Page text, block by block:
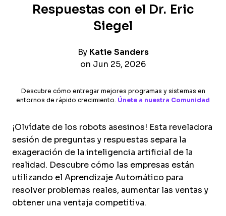
Respuestas con el Dr. Eric
Siegel
By Katie Sanders
on Jun 25, 2026
Descubre cómo entregar mejores programas y sistemas en
entornos de rápido crecimiento. Únete a nuestra Comunidad
¡Olvídate de los robots asesinos! Esta reveladora
sesión de preguntas y respuestas separa la
exageración de la inteligencia artificial de la
realidad. Descubre cómo las empresas están
utilizando el Aprendizaje Automático para
resolver problemas reales, aumentar las ventas y
obtener una ventaja competitiva.